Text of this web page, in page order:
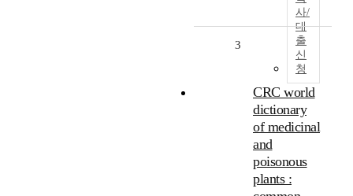
사/
대
출
신
청
3
CRC world
dictionary
of medicinal
and
poisonous
plants :